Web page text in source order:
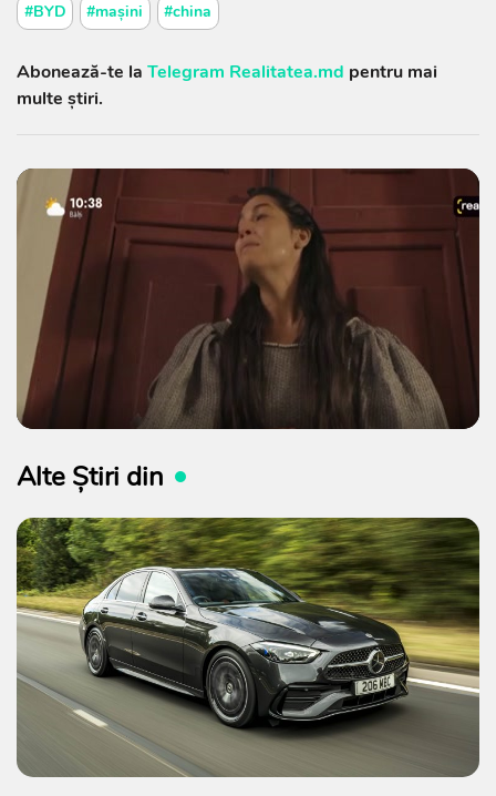
#BYD #mașini #china
Abonează-te la Telegram Realitatea.md pentru mai
multe știri.
Alte Știri din